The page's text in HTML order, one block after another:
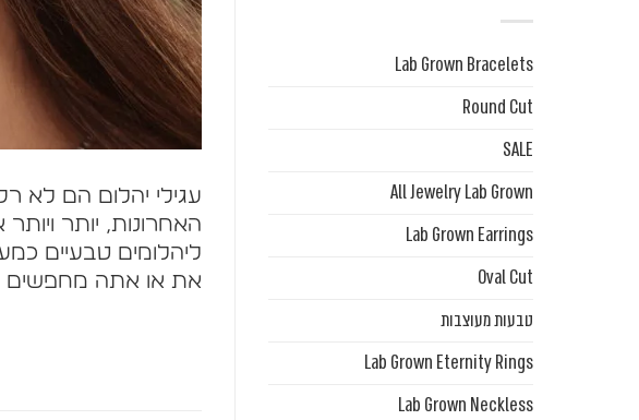
Lab Grown Bracelets
Round Cut
SALE
All Jewelry Lab Grown
Lab Grown Earrings
Oval Cut
טבעות מעוצבות
Lab Grown Eternity Rings
Lab Grown Neckless
עגילי יהלום הם לא
האחרונות, יותר
ליהלומים טבעיים
את או אתה מחפשים